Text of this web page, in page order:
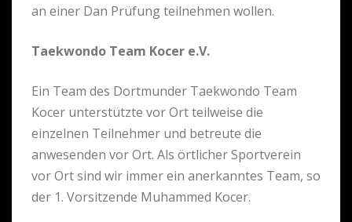
an einer Dan Prüfung teilnehmen wollen.
Taekwondo Team Kocer e.V.
Ein Team des Dortmunder Taekwondo Team
Kocer unterstützte vor Ort teilweise die
einzelnen Teilnehmer und betreute die
anwesenden vor Ort. Als örtlicher Sportverein
vor Ort sind wir immer ein anerkanntes Team, so
der 1. Vorsitzende Muhammed Kocer.